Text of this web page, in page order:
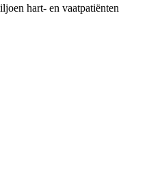
hart- en vaatpatiënten